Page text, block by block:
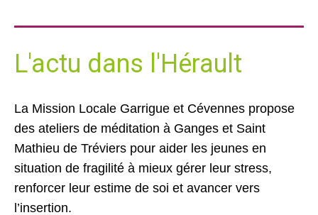
L'actu dans l'Hérault
La Mission Locale Garrigue et Cévennes propose
des ateliers de méditation à Ganges et Saint
Mathieu de Tréviers pour aider les jeunes en
situation de fragilité à mieux gérer leur stress,
renforcer leur estime de soi et avancer vers
l’insertion.